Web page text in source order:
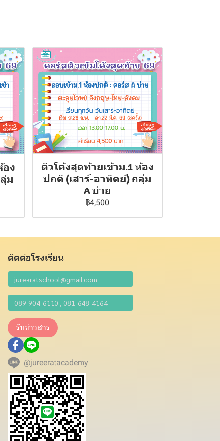
อง
ม
ติวโค้งสุดท้ายเข้าม.1 ห้อง
ปกติ (เสาร์-อาทิตย์) กลุ่ม
A บ่าย
฿4,500
ติดต่อโรงเรียน
รับข่าวสาร
@jureeratacademy